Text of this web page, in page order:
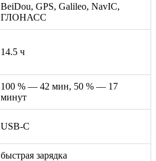
BeiDou, GPS, Galileo, NavIC,
ГЛОНАСС
14.5 ч
100 % — 42 мин, 50 % — 17
минут
USB-C
быстрая зарядка